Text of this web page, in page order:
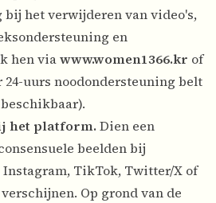
het verwijderen van video's,
en
hen viawww.women1366.kr of
24-uurs noodondersteuning belt
het platform. Dien een
beelden bij
Instagram, TikTok, Twitter/X of
Op grond van de